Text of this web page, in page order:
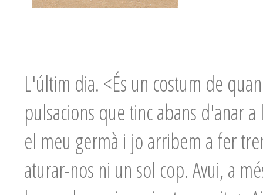
L'últim dia. <És un costum de
pulsacions que tinc abans d'anar
el meu germà i jo arribem a fer
aturar-nos ni un sol cop. Avui, a